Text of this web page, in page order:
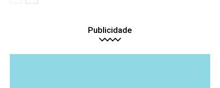
Publicidade